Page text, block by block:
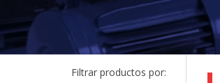
Filtrar productos por: